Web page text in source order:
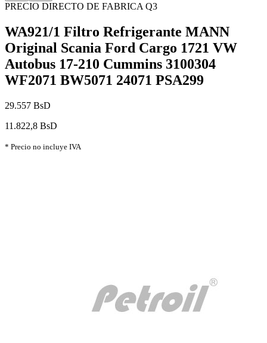
PRECIO DIRECTO DE FABRICA Q3
WA921/1 Filtro Refrigerante MANN
Original Scania Ford Cargo 1721 VW
Autobus 17-210 Cummins 3100304
WF2071 BW5071 24071 PSA299
29.557 BsD
11.822,8 BsD
* Precio no incluye IVA